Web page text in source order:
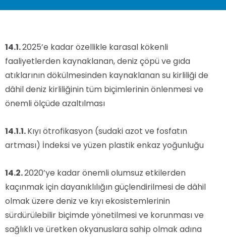
14.1.2025’e kadar özellikle karasal kökenli
faaliyetlerden kaynaklanan, deniz çöpü ve gıda
atıklarının dökülmesinden kaynaklanan su kirliliği de
dâhil deniz kirliliğinin tüm biçimlerinin önlenmesi ve
önemli ölçüde azaltılması
14.1.1.Kıyı ötrofikasyon (sudaki azot ve fosfatın
artması) İndeksi ve yüzen plastik enkaz yoğunluğu
14.2.2020’ye kadar önemli olumsuz etkilerden
kaçınmak için dayanıklılığın güçlendirilmesi de dâhil
olmak üzere deniz ve kıyı ekosistemlerinin
sürdürülebilir biçimde yönetilmesi ve korunması ve
sağlıklı ve üretken okyanuslara sahip olmak adına